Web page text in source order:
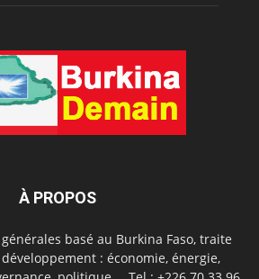
À PROPOS
basé au Burkina Faso, traite
: économie, énergie,